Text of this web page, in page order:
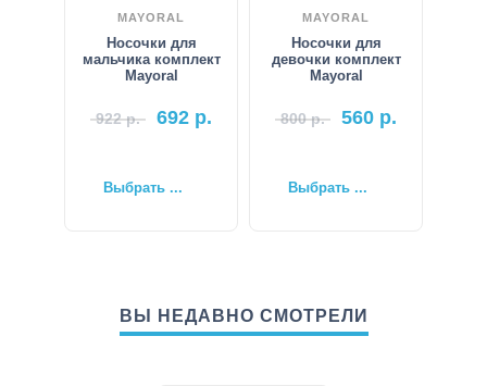
MAYORAL
Носочки для
мальчика комплект
Mayoral
922р. 692 р.
Выбрать ...
MAYORAL
Носочки для
девочки комплект
Mayoral
800р. 560 р.
Выбрать ...
ВЫ НЕДАВНО СМОТРЕЛИ